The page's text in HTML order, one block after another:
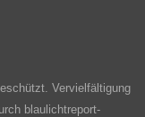
Vervielfältigung
blaulichtreport-